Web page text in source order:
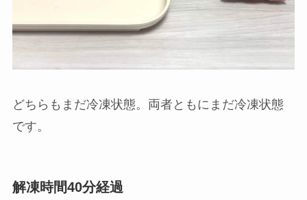
自然解凍で比べてみました。